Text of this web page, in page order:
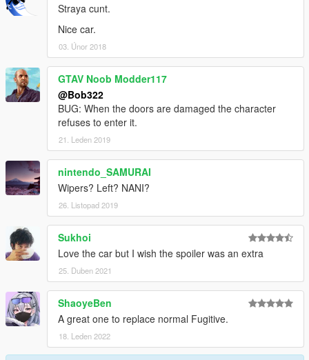
Straya cunt.
Nice car.
03. Únor 2018
GTAV Noob Modder117
@Bob322
BUG: When the doors are damaged the character
refuses to enter it.
21. Leden 2019
nintendo_SAMURAI
Wipers? Left? NANI?
26. Listopad 2019
Sukhoi
Love the car but I wish the spoiler was an extra
25. Duben 2021
ShaoyeBen
A great one to replace normal Fugitive.
18. Leden 2022